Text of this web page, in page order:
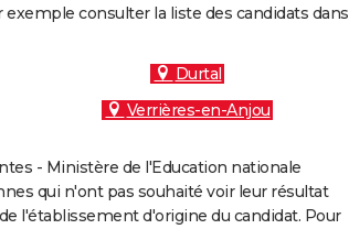
consulter la liste des candidats dans
Durtal
Verrières-en-Anjou
- Ministère de l'Education nationale
qui n'ont pas souhaité voir leur résultat
l'établissement d'origine du candidat. Pour